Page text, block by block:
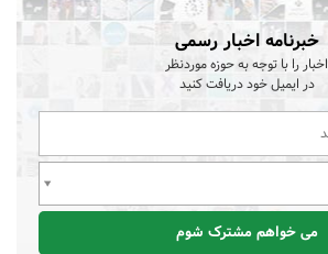
خبرنامه اخبار رسمی
اخبار را با توجه به حوزه موردنظر
در ایمیل خود دریافت کنید
می خواهم مشترک شوم